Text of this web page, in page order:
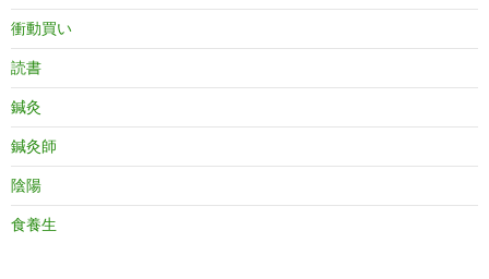
衝動買い
読書
鍼灸
鍼灸師
陰陽
食養生